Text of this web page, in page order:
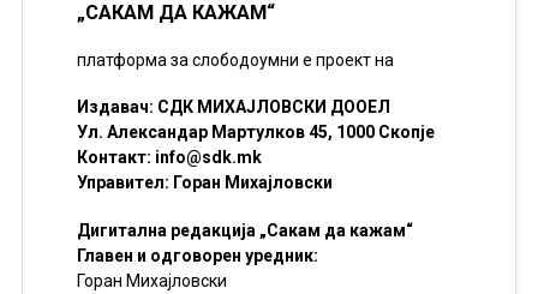
„САКАМ ДА КАЖАМ“
платформа за слободоумни е проект на
Издавач: СДК МИХАЈЛОВСКИ ДООЕЛ
Ул. Александар Мартулков 45, 1000 Скопје
Контакт: info@sdk.mk
Управител: Горан Михајловски
Дигитална редакција „Сакам да кажам“
Главен и одговорен уредник:
Горан Михајловски